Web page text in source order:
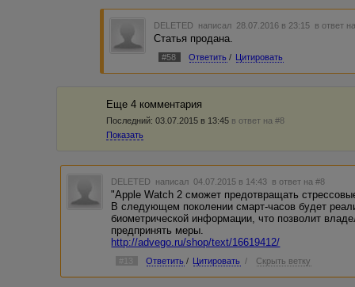
DELETED написал 28.07.2016 в 23:15 в ответ
Статья продана.
#58 Ответить / Цитировать
Еще 4 комментария
Последний: 03.07.2015 в 13:45 в ответ на #8
Показать
DELETED написал 04.07.2015 в 14:43 в ответ на #8
"Apple Watch 2 сможет предотвращать
В следующем поколении смарт-часов будет
биометрической информации, что позволит
предпринять меры.
http://advego.ru/shop/text/16619412/
#13 Ответить / Цитировать / Скрыть ветку